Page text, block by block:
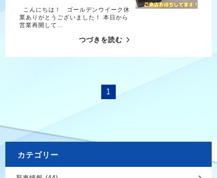
こんにちは！ ゴールデンウイーク休
業ありがとうございました！ 本日から
営業再開して…
つづきを読む
1
カテゴリー